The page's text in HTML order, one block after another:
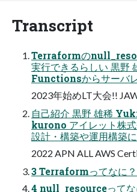
Transcript
Terraformの
実行できるらしい 黒野
Functionsからサーバ
2023年始めLT大会!!
自己紹介 黒野 雄稀
kurono アイレット株
設計・構築や運用構築
2022 APN ALL AWS
3 Terraformってなに？
4 null_resourceって